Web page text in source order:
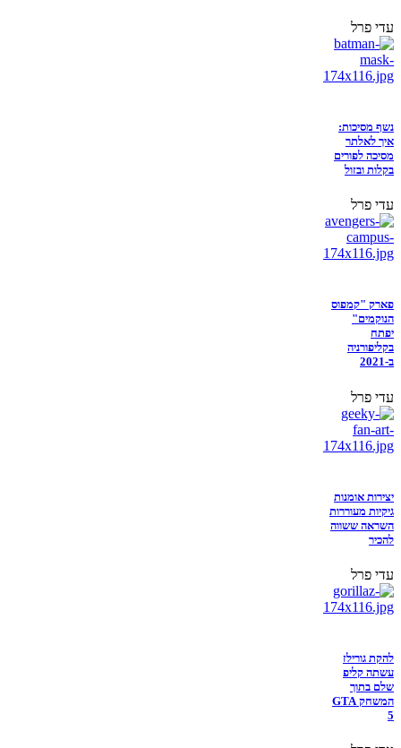
עדי פרל
נשף מסיכות:
איך לאלתר
מסיכה לפורים
בקלות ובזול
עדי פרל
פארק "קמפוס
הנוקמים"
יפתח
בקליפורניה
ב-2021
עדי פרל
יצירות אומנות
גיקיות מעוררות
השראה ששווה
להכיר
עדי פרל
להקת גורילז
עשתה קליפ
שלם בתוך
המשחק GTA
5